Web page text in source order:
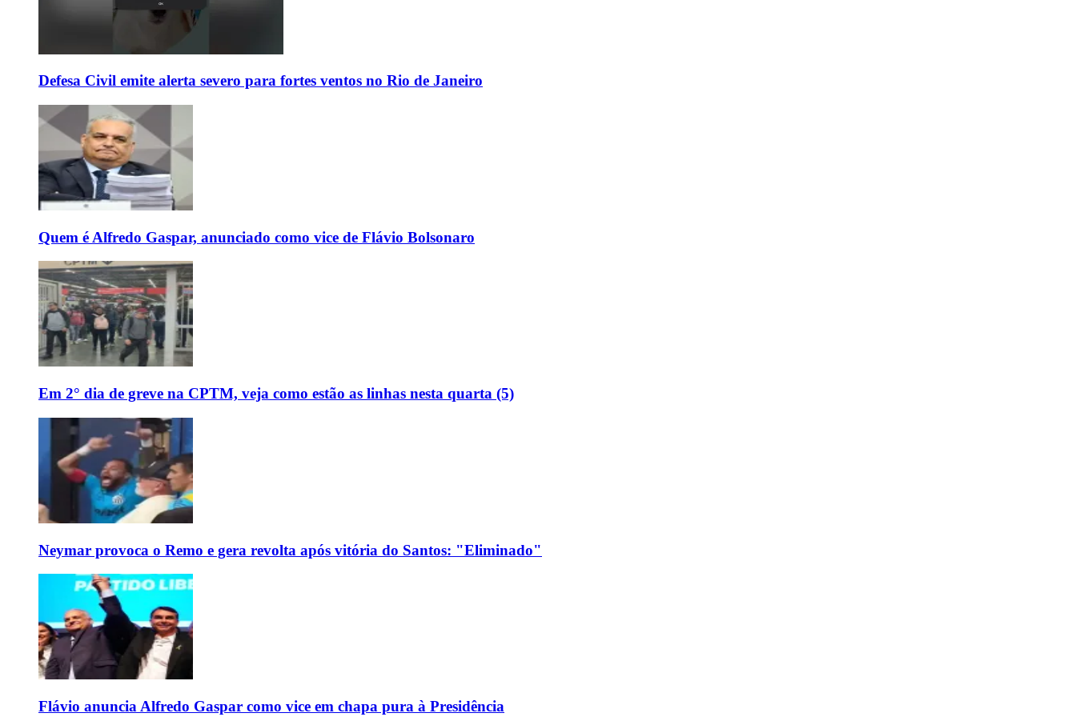
Defesa Civil emite alerta severo para fortes ventos no Rio de Janeiro
Quem é Alfredo Gaspar, anunciado como vice de Flávio Bolsonaro
Em 2° dia de greve na CPTM, veja como estão as linhas nesta quarta (5)
Neymar provoca o Remo e gera revolta após vitória do Santos: "Eliminado"
Flávio anuncia Alfredo Gaspar como vice em chapa pura à Presidência